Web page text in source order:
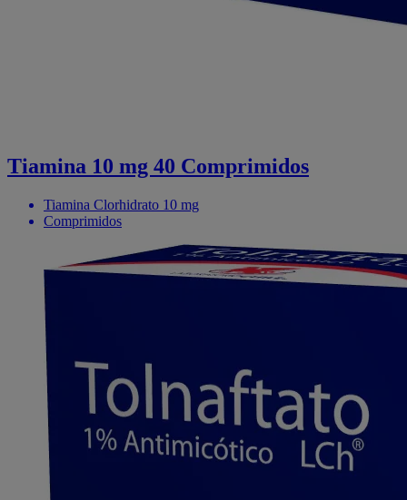
Tiamina 10 mg 40 Comprimidos
Tiamina Clorhidrato 10 mg
Comprimidos